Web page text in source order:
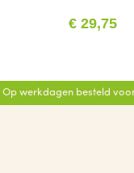
€ 29,75
Op werkdagen besteld